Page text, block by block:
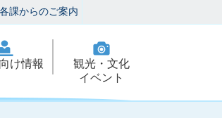
各課からのご案内
け情報
観光・文化
イベント